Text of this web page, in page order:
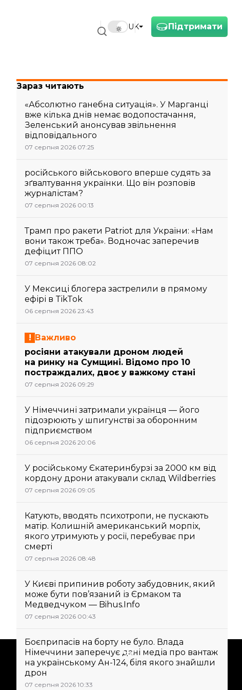
Підтримати
UK
Зараз читають
«Абсолютно ганебна ситуація». У Марганці
вже кілька днів немає водопостачання,
Зеленський анонсував звільнення
відповідального
07 серпня 2026 07:25
російського військового вперше судять за
зґвалтування українки. Що він розповів
журналістам?
07 серпня 2026 00:13
Трамп про ракети Patriot для України: «Нам
вони також треба». Водночас заперечив
дефіцит ППО
07 серпня 2026 08:02
У Мексиці блогера застрелили в прямому
ефірі в TikTok
06 серпня 2026 23:43
Важливо
росіяни атакували дроном людей
на ринку на Сумщині. Відомо про 10
постраждалих, двоє у важкому стані
07 серпня 2026 09:29
У Німеччині затримали українця — його
підозрюють у шпигунстві за оборонним
підприємством
06 серпня 2026 20:06
У російському Єкатеринбурзі за 2000 км від
кордону дрони атакували склад Wildberries
07 серпня 2026 09:05
Катують, вводять психотропи, не пускають
матір. Колишній американський морпіх,
якого утримують у росії, перебуває при
смерті
07 серпня 2026 08:48
У Києві припинив роботу забудовник, який
може бути пов’язаний із Єрмаком та
Медведчуком — Bihus.Info
07 серпня 2026 00:43
Боєприпасів на борту не було. Влада
Німеччини заперечує дані медіа про вантаж
на українському Ан-124, біля якого знайшли
дрон
07 серпня 2026 10:33
Підтримати
Підтримай hromadske.